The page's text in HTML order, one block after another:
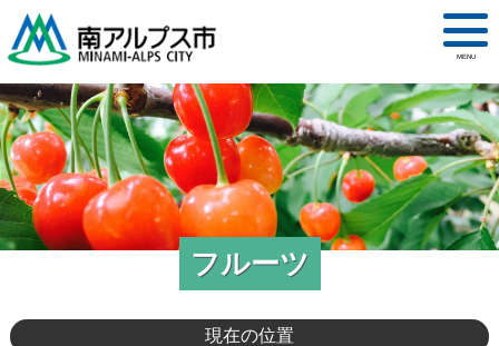
MENU
フルーツ
現在の位置